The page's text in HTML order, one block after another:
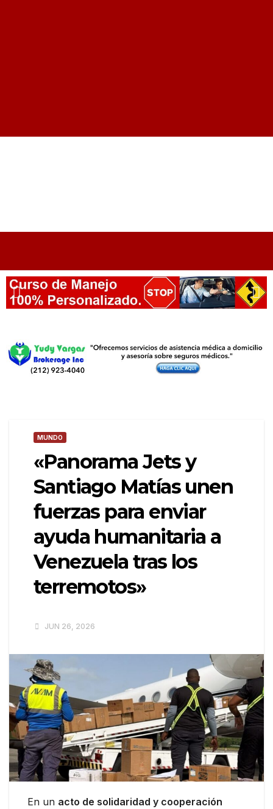
MUNDO
«Panorama Jets y
Santiago Matías unen
fuerzas para enviar
ayuda humanitaria a
Venezuela tras los
terremotos»
JUN 26, 2026
En un acto de solidaridad y cooperación